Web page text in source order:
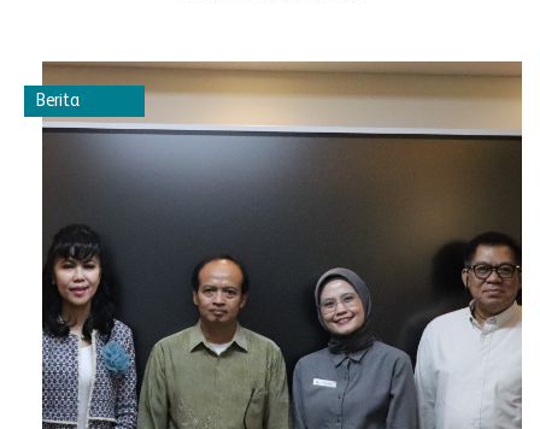
Berita